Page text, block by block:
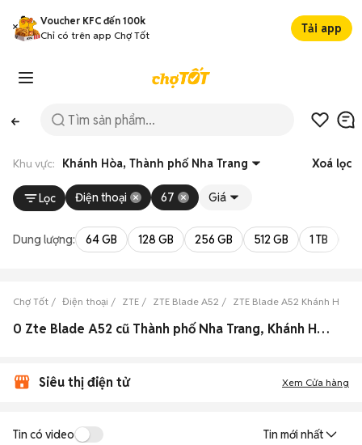
Voucher KFC đến 100k
Chỉ có trên app Chợ Tốt
Tải app
Khu vực: Khánh Hòa, Thành phố Nha Trang Xoá lọc
Lọc Điện thoại 67 Giá
Dung lượng: 64 GB 128 GB 256 GB 512 GB 1 TB
Chợ Tốt Điện thoại ZTE ZTE Blade A52 ZTE Blade A52 Khánh Hòa
0 Zte Blade A52 cũ Thành phố Nha Trang, Khánh Hòa đẹp
Siêu thị điện tử Xem Cửa hàng
Tin có video Tin mới nhất